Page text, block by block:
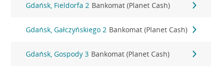
Gdańsk, Fieldorfa 2 Bankomat (Planet Cash)
Gdańsk, Gałczyńskiego 2 Bankomat (Planet Cash)
Gdańsk, Gospody 3 Bankomat (Planet Cash)